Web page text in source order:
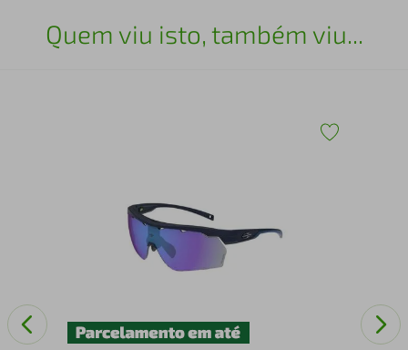
Quem viu isto, também viu...